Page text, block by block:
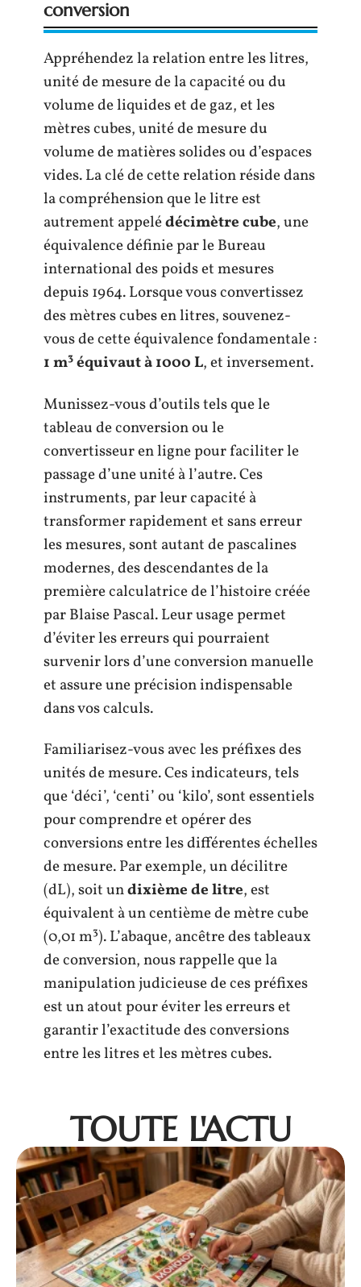
conversion
Appréhendez la relation entre les litres,
unité de mesure de la capacité ou du
volume de liquides et de gaz, et les
mètres cubes, unité de mesure du
volume de matières solides ou d’espaces
vides. La clé de cette relation réside dans
la compréhension que le litre est
autrement appelédécimètre cube, une
équivalence définie par le Bureau
international des poids et mesures
depuis 1964. Lorsque vous convertissez
des mètres cubes en litres, souvenez-
vous de cette équivalence fondamentale :
1 m³ équivaut à 1000 L, et inversement.
Munissez-vous d’outils tels que le
tableau de conversion ou le
convertisseur en ligne pour faciliter le
passage d’une unité à l’autre. Ces
instruments, par leur capacité à
transformer rapidement et sans erreur
les mesures, sont autant de pascalines
modernes, des descendantes de la
première calculatrice de l’histoire créée
par Blaise Pascal. Leur usage permet
d’éviter les erreurs qui pourraient
survenir lors d’une conversion manuelle
et assure une précision indispensable
dans vos calculs.
Familiarisez-vous avec les préfixes des
unités de mesure. Ces indicateurs, tels
que ‘déci’, ‘centi’ ou ‘kilo’, sont essentiels
pour comprendre et opérer des
conversions entre les différentes échelles
de mesure. Par exemple, un décilitre
(dL), soit undixième de litre, est
équivalent à un centième de mètre cube
(0,01 m³). L’abaque, ancêtre des tableaux
de conversion, nous rappelle que la
manipulation judicieuse de ces préfixes
est un atout pour éviter les erreurs et
garantir l’exactitude des conversions
entre les litres et les mètres cubes.
TOUTE L'ACTU